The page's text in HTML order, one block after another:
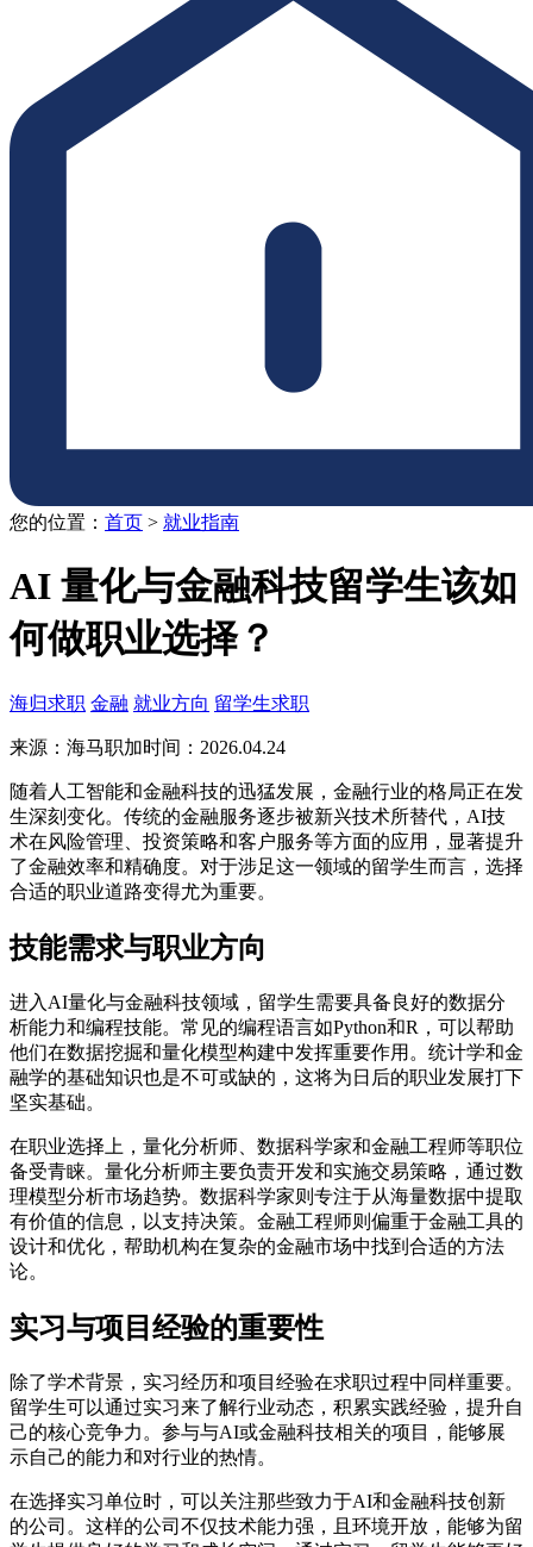
您的位置： 首页 > 就业指南
AI 量化与金融科技留学生该如
何做职业选择？
海归求职 金融 就业方向 留学生求职
来源：海马职加时间：2026.04.24
随着人工智能和金融科技的迅猛发展，金融行业的格局正在发
生深刻变化。传统的金融服务逐步被新兴技术所替代，AI技
术在风险管理、投资策略和客户服务等方面的应用，显著提升
了金融效率和精确度。对于涉足这一领域的留学生而言，选择
合适的职业道路变得尤为重要。
技能需求与职业方向
进入AI量化与金融科技领域，留学生需要具备良好的数据分
析能力和编程技能。常见的编程语言如Python和R，可以帮助
他们在数据挖掘和量化模型构建中发挥重要作用。统计学和金
融学的基础知识也是不可或缺的，这将为日后的职业发展打下
坚实基础。
在职业选择上，量化分析师、数据科学家和金融工程师等职位
备受青睐。量化分析师主要负责开发和实施交易策略，通过数
理模型分析市场趋势。数据科学家则专注于从海量数据中提取
有价值的信息，以支持决策。金融工程师则偏重于金融工具的
设计和优化，帮助机构在复杂的金融市场中找到合适的方法
论。
实习与项目经验的重要性
除了学术背景，实习经历和项目经验在求职过程中同样重要。
留学生可以通过实习来了解行业动态，积累实践经验，提升自
己的核心竞争力。参与与AI或金融科技相关的项目，能够展
示自己的能力和对行业的热情。
在选择实习单位时，可以关注那些致力于AI和金融科技创新
的公司。这样的公司不仅技术能力强，且环境开放，能够为留